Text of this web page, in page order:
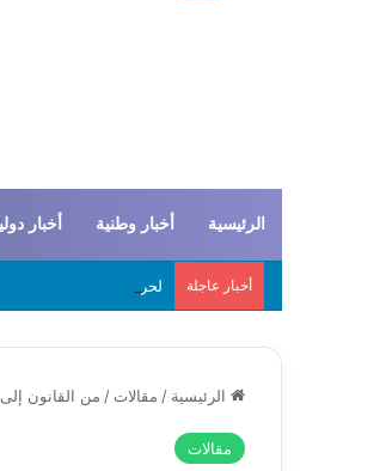
الرئيسية أخبار وطنية أخبار
أخبار عاجلة لحراطين والبيظان…
الرئيسية / مقالات / من القانون إلى
مقالات